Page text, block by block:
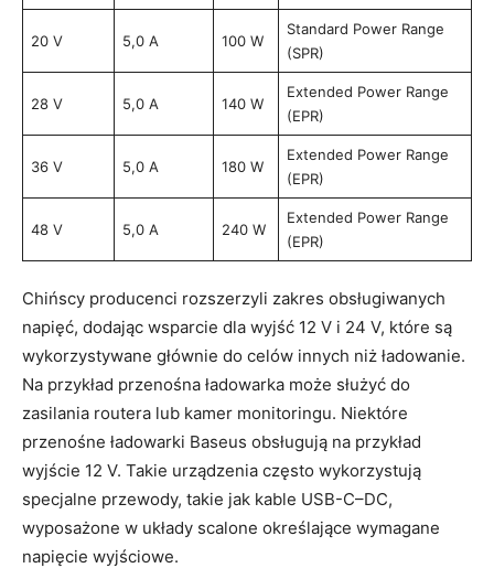
20 V 5,0 A 100 W
Standard Power Range
(SPR)
28 V 5,0 A 140 W
Extended Power Range
(EPR)
36 V 5,0 A 180 W
Extended Power Range
(EPR)
48 V 5,0 A 240 W
Extended Power Range
(EPR)
Chińscy producenci rozszerzyli zakres obsługiwanych
napięć, dodając wsparcie dla wyjść 12 V i 24 V, które są
wykorzystywane głównie do celów innych niż ładowanie.
Na przykład przenośna ładowarka może służyć do
zasilania routera lub kamer monitoringu. Niektóre
przenośne ładowarki Baseus obsługują na przykład
wyjście 12 V. Takie urządzenia często wykorzystują
specjalne przewody, takie jak kable USB-C–DC,
wyposażone w układy scalone określające wymagane
napięcie wyjściowe.